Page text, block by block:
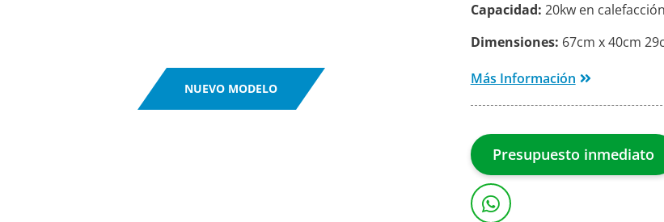
NUEVO MODELO
Capacidad: 20kw en
Dimensiones: 67cm x 40cm
Más Información
Presupuesto inmediato